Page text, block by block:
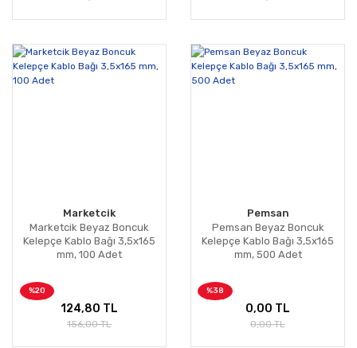
Marketcik
Marketcik Beyaz Boncuk
Kelepçe Kablo Bağı 3,5x165
mm, 100 Adet
%20
124,80 TL
156,00 TL
Pemsan
Pemsan Beyaz Boncuk
Kelepçe Kablo Bağı 3,5x165
mm, 500 Adet
%38
0,00 TL
0,00 TL